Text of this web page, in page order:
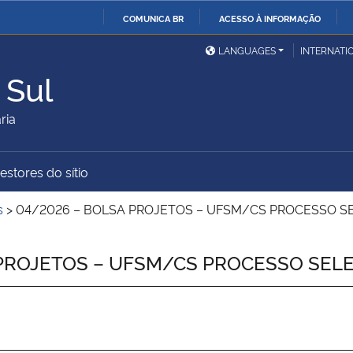
COMUNICA BR ACESSO À INFORMAÇÃO
Ministério da Defesa
Ministério das Relações
Exteriores
Ministério da Cidadania
Ministério do
Desenvolvimento Regional
União
Advocacia-Geral da União Banco Central do Brasil
LANGUAGES
do sítio
>04/2026 – BOLSA PROJETOS – UFSM/CS PROCESSO
– UFSM/CS PROCESSO